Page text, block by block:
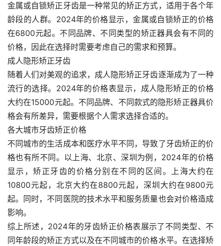
金属或自锁矫正牙齿是一种常见的矫正方式，适用于各个年
龄段的人群。2024年的价格显示，金属或自锁矫正的价格
在6800元起。不同品牌、不同类型的矫正器具会有不同的
价格，因此在选择时需要考虑自己的需求和预算。
成人隐形矫正牙齿
随着人们对美观的追求，成人隐形矫正牙齿逐渐成为了一种
流行的选择。2024年的价格表显示，成人隐形矫正的价格
大约在15000元起。不同品牌、不同款式的隐形矫正器具价
格会有所差异，需要根据个人需求选择合适的。
各大城市牙齿矫正价格
不同城市的生活成本和医疗水平不同，导致了牙齿矫正的价
格也有所不同。以上海、北京、深圳为例，2024年的价格
显示，矫正牙齿的价格分别在不同的区间。上海大约在
10800元起，北京大约在8800元起，深圳大约在9800元
起。同时，不同医院的技术水平和服务质量也会对价格造成
影响。
综上所述，2024年的牙齿矫正价格表展示了不同类型、不
同年龄段的矫正方式以及在不同城市的价格水平。在选择矫